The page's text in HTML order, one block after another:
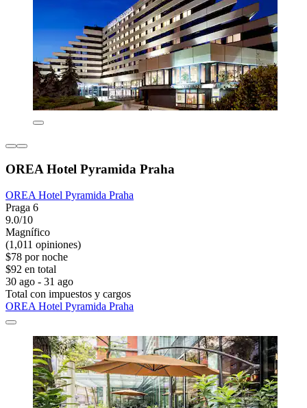
OREA Hotel Pyramida Praha
OREA Hotel Pyramida Praha
Praga 6
9.0/10
Magnífico
(1,011 opiniones)
$78 por noche
$92 en total
30 ago - 31 ago
Total con impuestos y cargos
OREA Hotel Pyramida Praha